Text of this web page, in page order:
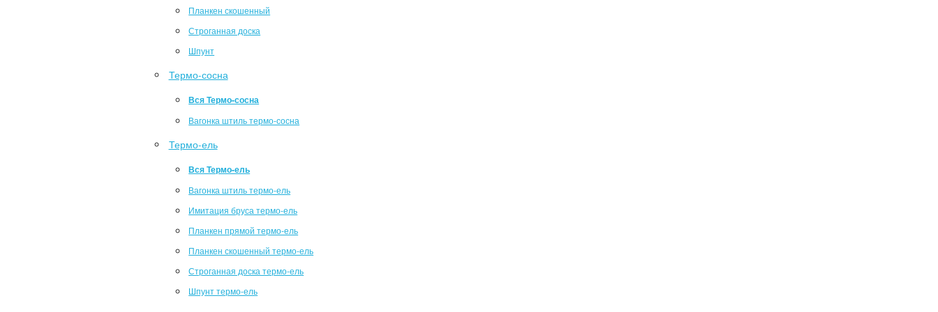
Планкен скошенный
Строганная доска
Шпунт
Термо-сосна
Вся Термо-сосна
Вагонка штиль термо-сосна
Термо-ель
Вся Термо-ель
Вагонка штиль термо-ель
Имитация бруса термо-ель
Планкен прямой термо-ель
Планкен скошенный термо-ель
Строганная доска термо-ель
Шпунт термо-ель